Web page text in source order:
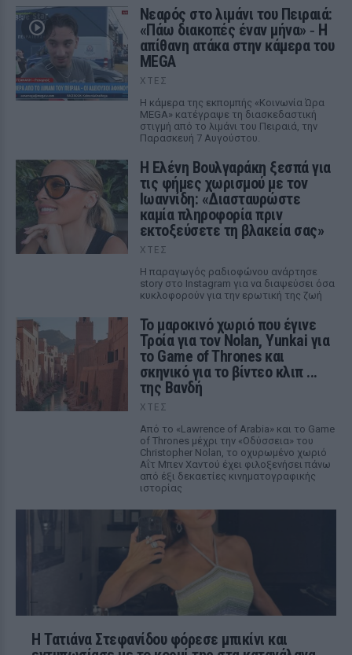
Νεαρός στο λιμάνι του Πειραιά:
«Πάω διακοπές έναν μήνα» ‑ Η
απίθανη ατάκα στην κάμερα του
MEGA
ΧΤΕΣ
Η κάμερα της εκπομπής «Κοινωνία Ώρα
MEGA» κατέγραψε τη διασκεδαστική
στιγμή από το λιμάνι του Πειραιά, την
Παρασκευή 7 Αυγούστου.
Η Ελένη Βουλγαράκη ξεσπά για
τις φήμες χωρισμού με τον
Ιωαννίδη: «Διασταυρώστε
καμία πληροφορία πριν
εκτοξεύσετε τη βλακεία σας»
ΧΤΕΣ
Η παραγωγός ραδιοφώνου ανάρτησε
story στο Instagram για να διαψεύσει όσα
κυκλοφορούν για την ερωτική της ζωή
Το μαροκινό χωριό που έγινε
Τροία για τον Nolan, Yunkai για
το Game of Thrones και
σκηνικό για το βίντεο κλιπ ...
της Βανδή
ΧΤΕΣ
Από το «Lawrence of Arabia» και το Game
of Thrones μέχρι την «Οδύσσεια» του
Christopher Nolan, το οχυρωμένο χωριό
Αΐτ Μπεν Χαντού έχει φιλοξενήσει πάνω
από έξι δεκαετίες κινηματογραφικής
ιστορίας
Η Τατιάνα Στεφανίδου φόρεσε μπικίνι και